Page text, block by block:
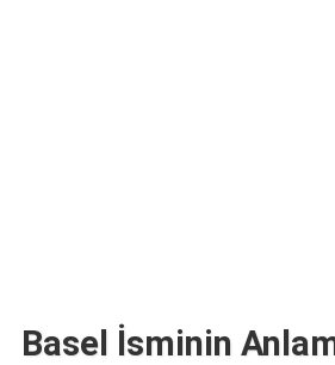
Basel İsminin